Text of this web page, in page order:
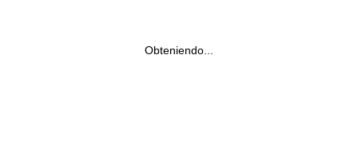
Obteniendo...